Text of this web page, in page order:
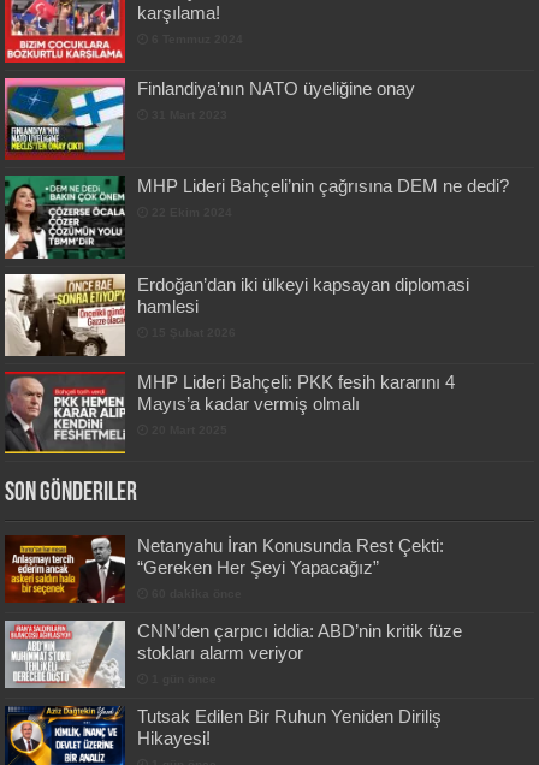
karşılama!
Finlandiya’nın NATO üyeliğine onay
MHP Lideri Bahçeli’nin çağrısına DEM ne dedi?
Erdoğan’dan iki ülkeyi kapsayan diplomasi
hamlesi
MHP Lideri Bahçeli: PKK fesih kararını 4
Mayıs’a kadar vermiş olmalı
Son Gönderiler
Netanyahu İran Konusunda Rest Çekti:
“Gereken Her Şeyi Yapacağız”
CNN’den çarpıcı iddia: ABD’nin kritik füze
stokları alarm veriyor
Tutsak Edilen Bir Ruhun Yeniden Diriliş
Hikayesi!